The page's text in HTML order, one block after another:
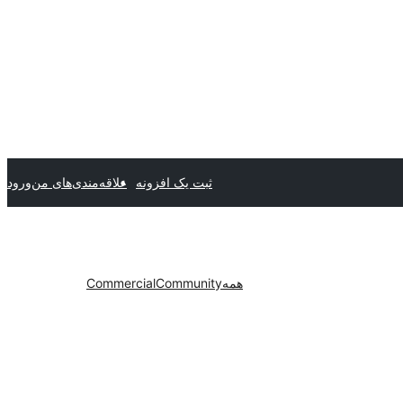
ثبت یک افزونه علاقه‌مندی‌های منورود
همهCommunity
Commercial